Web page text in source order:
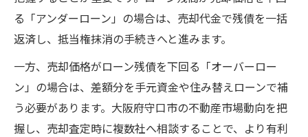
る「アンダーローン」の場合は、売却代金で残債を一括
返済し、抵当権抹消の手続きへと進みます。
一方、売却価格がローン残債を下回る「オーバーロー
ン」の場合は、差額分を手元資金や住み替えローンで補
う必要があります。大阪府守口市の不動産市場動向を把
握し、売却査定時に複数社へ相談することで、より有利